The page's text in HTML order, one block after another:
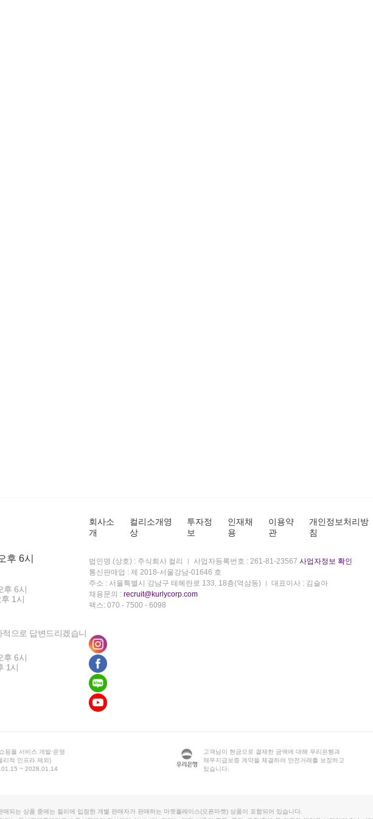
후 6시
후 6시
1시
으로 답변드리겠습니
후 6시
1시
회사소
개
컬리소개영
상
투자정
보
인재채
용
이용약
관
개인정보처리방
침
법인명 (상호) : 주식회사 컬리 사업자등록번호 : 261-81-23567 사업자정보 확인
통신판매업 : 제 2018-서울강남-01646 호
주소 : 서울특별시 강남구 테헤란로 133, 18층(역삼동)
대표이사 : 김슬아
채용문의 : recruit@kurlycorp.com
팩스: 070 - 7500 - 6098
핑몰 서비스 개발·운영
리적 인프라 제외)
~ 2028.01.14
고객님이 현금으로 결제한 금액에 대해 우리은행과
채무지급보증 계약을 체결하여 안전거래를 보장하고
있습니다.
매되는 상품 중에는 컬리에 입점한 개별 판매자가 판매하는 마켓플레이스(오픈마켓) 상품이 포함되어 있습니다.